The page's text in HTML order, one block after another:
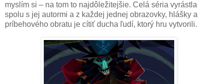
myslím si – na tom to najdôležitejšie. Celá séria vyrástla
spolu s jej autormi a z každej jednej obrazovky, hlášky a
príbehového obratu je cítiť ducha ľudí, ktorý hru vytvorili.